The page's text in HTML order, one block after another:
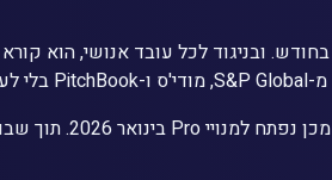
אנליסט פיננסי בכיר עולה $150,000 בשנה כולל כל העלויות. קלוד